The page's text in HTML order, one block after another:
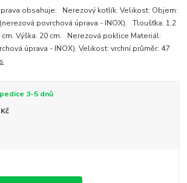
obsahuje: Nerezový kotlík. Velikost: Objem:
povrchová úprava - INOX). Tloušťka: 1,2
cm. Výška: 20 cm. Nerezová poklice Materiál:
úprava - INOX). Velikost: vrchní průměr: 47
3-5 dnů